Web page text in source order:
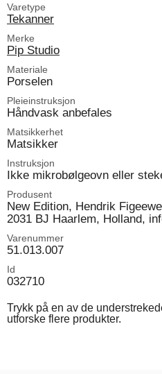
Varetype
Tekanner
Merke
Pip Studio
Materiale
Porselen
Pleieinstruksjon
Håndvask anbefales
Matsikkerhet
Matsikker
Instruksjon
Ikke mikrobølgeovn eller
Produsent
New Edition, Hendrik
2031 BJ Haarlem, Holland,
Varenummer
51.013.007
Id
032710
Trykk på en av de
utforske flere produkter.